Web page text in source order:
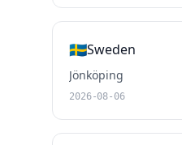
🇸🇪Sweden
Jönköping
2026-08-06